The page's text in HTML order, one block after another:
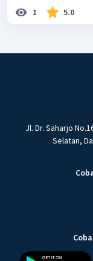
1 5.0
Jl. Dr. Saharjo
Selatan,